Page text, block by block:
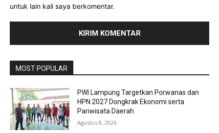
untuk lain kali saya berkomentar.
MOST POPULAR
PWI Lampung Targetkan Porwanas dan
HPN 2027 Dongkrak Ekonomi serta
Pariwisata Daerah
Agustus 8, 2026